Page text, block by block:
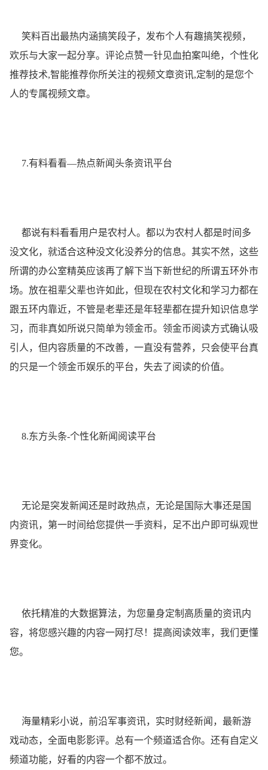
笑料百出最热内涵搞笑段子，发布个人有趣搞笑视频，
欢乐与大家一起分享。评论点赞一针见血拍案叫绝，个性化
推荐技术,智能推荐你所关注的视频文章资讯,定制的是您个
人的专属视频文章。
7.有料看看—热点新闻头条资讯平台
都说有料看看用户是农村人。都以为农村人都是时间多
没文化，就适合这种没文化没养分的信息。其实不然，这些
所谓的办公室精英应该再了解下当下新世纪的所谓五环外市
场。放在祖辈父辈也许如此，但现在农村文化和学习力都在
跟五环内靠近，不管是老辈还是年轻辈都在提升知识信息学
习，而非真如所说只简单为领金币。领金币阅读方式确认吸
引人，但内容质量的不改善，一直没有营养，只会使平台真
的只是一个领金币娱乐的平台，失去了阅读的价值。
8.东方头条-个性化新闻阅读平台
无论是突发新闻还是时政热点，无论是国际大事还是国
内资讯，第一时间给您提供一手资料，足不出户即可纵观世
界变化。
依托精准的大数据算法，为您量身定制高质量的资讯内
容，将您感兴趣的内容一网打尽！提高阅读效率，我们更懂
您。
海量精彩小说，前沿军事资讯，实时财经新闻，最新游
戏动态，全面电影影评。总有一个频道适合你。还有自定义
频道功能，好看的内容一个都不放过。